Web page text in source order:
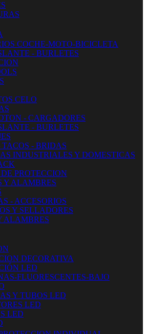
COCHE-MOTO-BICICLETA
- BURLETES
CELO
- CARGADORES
- BURLETES
TACOS - BRIDAS
INDUSTRIALES Y DOMESTICAS
PROTECCION
Y ALAMBRES
- ACCESORIOS
Y SELLADORES
ALAMBRES
DECORATIVA
LED
FLUORESCENTES-BAJO
Y TUBOS LED
LED
LED